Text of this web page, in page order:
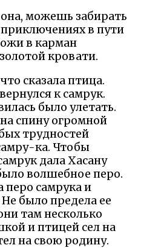
можешь забирать
в пути
в карман
кровати.
сказала птица.
к самрук.
было улетать.
спину огромной
трудностей
ка. Чтобы
дала Хасану
волшебное перо.
перо самрука и
было предела ее
там несколько
и птицей сел на
на свою родину.